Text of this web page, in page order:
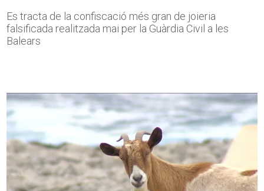
Es tracta de la confiscació més gran de joieria
falsificada realitzada mai per la Guàrdia Civil a les
Balears